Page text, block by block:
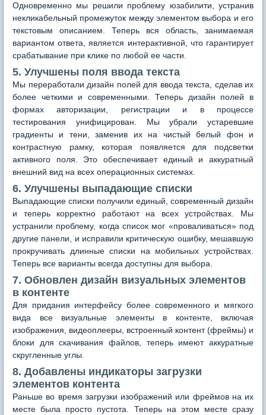
Одновременно мы решили проблему юзабилити, устранив
некликабельный промежуток между элементом выбора и его
текстовым описанием. Теперь вся область, занимаемая
вариантом ответа, является интерактивной, что гарантирует
срабатывание при клике по любой ее части.
5. Улучшены поля ввода текста
Мы переработали дизайн полей для ввода текста, сделав их
более четкими и современными. Теперь дизайн полей в
формах авторизации, регистрации и в процессе
тестирования унифицирован. Мы убрали устаревшие
градиенты и тени, заменив их на чистый белый фон и
контрастную рамку, которая появляется для подсветки
активного поля. Это обеспечивает единый и аккуратный
внешний вид на всех операционных системах.
6. Улучшены выпадающие списки
Выпадающие списки получили единый, современный дизайн
и теперь корректно работают на всех устройствах. Мы
устранили проблему, когда список мог «проваливаться» под
другие панели, и исправили критическую ошибку, мешавшую
прокручивать длинные списки на мобильных устройствах.
Теперь все варианты всегда доступны для выбора.
7. Обновлен дизайн визуальных элементов
в контенте
Для придания интерфейсу более современного и мягкого
вида все визуальные элементы в контенте, включая
изображения, видеоплееры, встроенный контент (фреймы) и
блоки для скачивания файлов, теперь имеют аккуратные
скругленные углы.
8. Добавлены индикаторы загрузки
элементов контента
Раньше во время загрузки изображений или фреймов на их
месте была просто пустота. Теперь на этом месте сразу